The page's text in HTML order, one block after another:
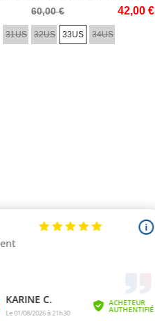
60,00 € 42,00 €
31US 32US 33US 34US